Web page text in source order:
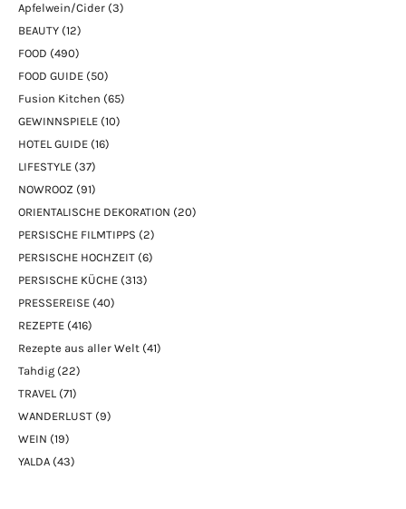
Apfelwein/Cider (3)
BEAUTY (12)
FOOD (490)
FOOD GUIDE (50)
Fusion Kitchen (65)
GEWINNSPIELE (10)
HOTEL GUIDE (16)
LIFESTYLE (37)
NOWROOZ (91)
ORIENTALISCHE DEKORATION (20)
PERSISCHE FILMTIPPS (2)
PERSISCHE HOCHZEIT (6)
PERSISCHE KÜCHE (313)
PRESSEREISE (40)
REZEPTE (416)
Rezepte aus aller Welt (41)
Tahdig (22)
TRAVEL (71)
WANDERLUST (9)
WEIN (19)
YALDA (43)